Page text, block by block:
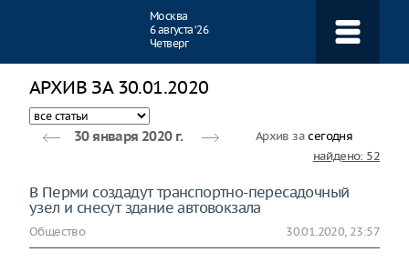
Москва
6 августа ‘26
Четверг
АРХИВ ЗА 30.01.2020
30 января 2020 г. Архив засегодня
найдено: 52
В Перми создадут транспортно-пересадочный
узел и снесут здание автовокзала
Общество 30.01.2020, 23:57